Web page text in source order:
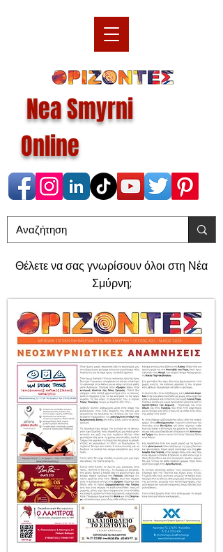
Nea Smyrni
Online
Θέλετε να σας γνωρίσουν όλοι στη Νέα
Σμύρνη;